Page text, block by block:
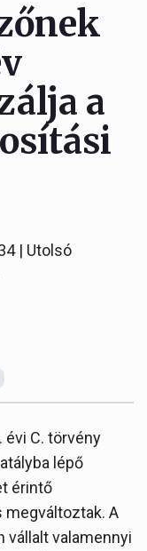
a
| Utolsó
C. törvény
lépő
érintő
A
valamennyi